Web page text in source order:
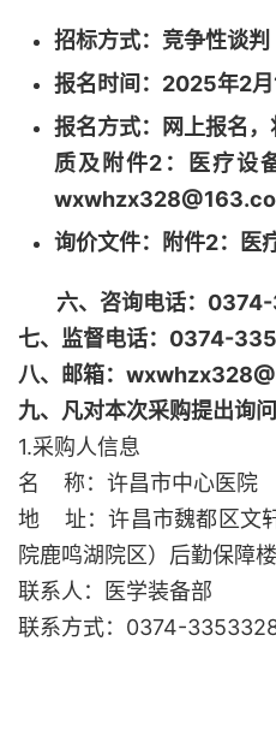
招标方式：竞争性
报名时间：2025年2
报名方式：网上报名
质及附件2：医疗设
询价文件：附件2：医
六、 咨询电话：
七、 监督电话：0374-
八、邮箱：
九、凡对本次采购提出询
1.采购人信息
名 称：许昌市中心医院
地 址：许昌市魏都区文
院鹿鸣湖院区）后勤保障
联系人：医学装备部
联系方式：0374-